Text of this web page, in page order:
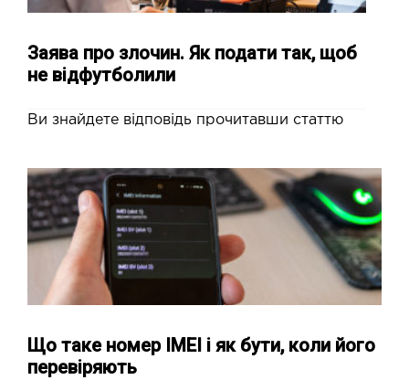
Заява про злочин. Як подати так, щоб
не відфутболили
Ви знайдете відповідь прочитавши статтю
Що таке номер IMEI і як бути, коли його
перевіряють